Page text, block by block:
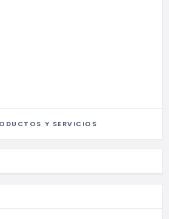
Y SERVICIOS